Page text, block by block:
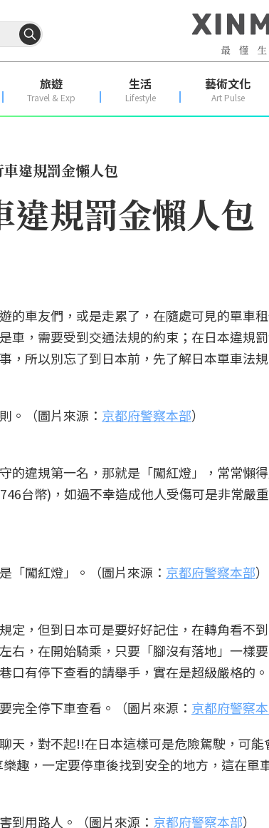
旅遊
Travel & Exp
生活
Lifestyle
藝術文化
Art Pulse
車違規罰金懶人包
違規罰金懶人包
的車友們，或是走累了，在隨處可見的單車
車，需要受到交通法規的約束；在日本違規
，所以別忘了到日本前，先了解日本單車法
。（圖片來源： 京都府警察本部）
的違規第一名，那就是「闖紅燈」，常常懶
台幣)，如過不幸造成他人受傷可是非常嚴
「闖紅燈」。（圖片來源： 京都府警察本部）
定，但到日本可是要好好記住，在轉角看不
右，在開始騎乘，只要「腳沒有落地」一樣
口有停下查看的請舉手，實在是超級嚴格的。
完全停下車查看。（圖片來源： 京都府警察
天，對不起!!在日本這樣可是危險駕駛，可
趣，一定要停車後找到安全的地方，這在單
到用路人。（圖片來源： 京都府警察本部）